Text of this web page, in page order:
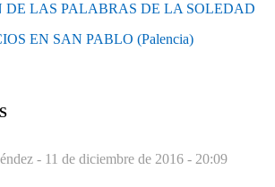
DE LAS PALABRAS DE LA SOLEDAD
EN SAN PABLO (Palencia)
- 11 de diciembre de 2016 - 20:09